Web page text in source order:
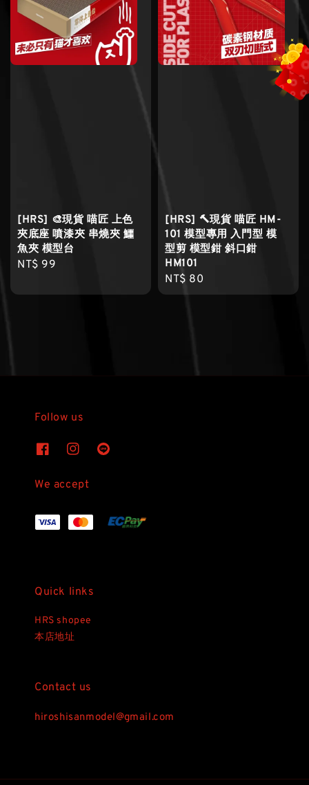
[HRS] 🎨現貨 喵匠 上色
夾底座 噴漆夾 串燒夾 鱷
魚夾 模型台
Regular
NT$ 99
[HRS] 🔨現貨 喵匠 HM-
101 模型專用 入門型 模
型剪 模型鉗 斜口鉗
HM101
Regular
price
NT$ 80
Follow us
We accept
Quick links
HRS shopee
本店地址
Contact us
hiroshisanmodel@gmail.com